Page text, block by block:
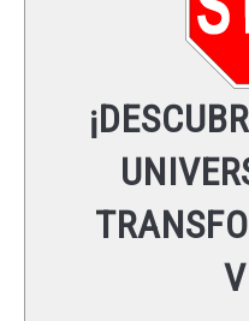
LEYES UNIVERSALES
RECURSOS